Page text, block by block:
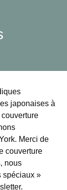
japonaises à
Merci de
couverture
nous
spéciaux »